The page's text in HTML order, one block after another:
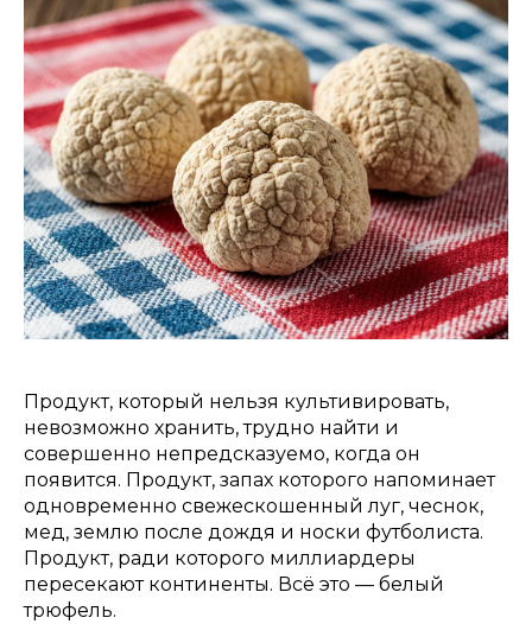
Продукт, который нельзя культивировать,
невозможно хранить, трудно найти и
совершенно непредсказуемо, когда он
появится. Продукт, запах которого напоминает
одновременно свежескошенный луг, чеснок,
мед, землю после дождя и носки футболиста.
Продукт, ради которого миллиардеры
пересекают континенты. Всё это — белый
трюфель.